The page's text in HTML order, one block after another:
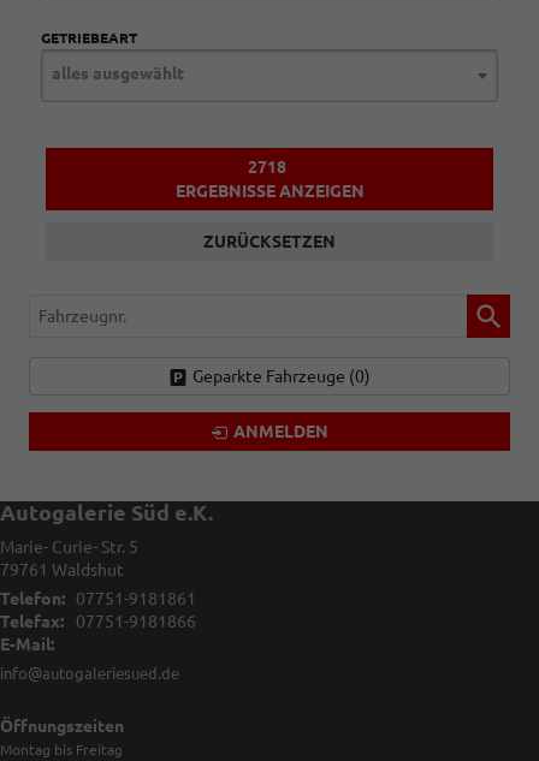
GETRIEBEART
alles ausgewählt
2718
ERGEBNISSE ANZEIGEN
ZURÜCKSETZEN
Fahrzeugnr.
Geparkte Fahrzeuge (0)
ANMELDEN
Autogalerie Süd e.K.
Marie- Curie- Str. 5
79761 Waldshut
Telefon:
07751-9181861
Telefax:
07751-9181866
E-Mail:
info@autogaleriesued.de
Öffnungszeiten
Montag bis Freitag